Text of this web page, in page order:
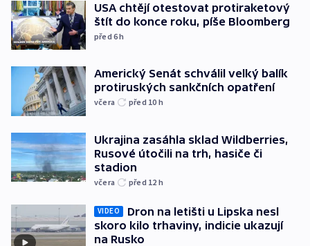
USA chtějí otestovat protiraketový
štít do konce roku, píše Bloomberg
před 6h
Americký Senát schválil velký balík
protiruských sankčních opatření
včera před 10 h
Ukrajina zasáhla sklad Wildberries,
Rusové útočili na trh, hasiče či
stadion
včera před 12 h
VIDEO
Dron na letišti u Lipska nesl
skoro kilo trhaviny, indicie ukazují
na Rusko